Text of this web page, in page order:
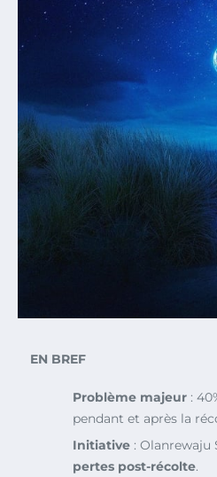
EN BREF
Problème majeur :
pendant et après la
Initiative : Olanrewaju
pertes post-récolte.